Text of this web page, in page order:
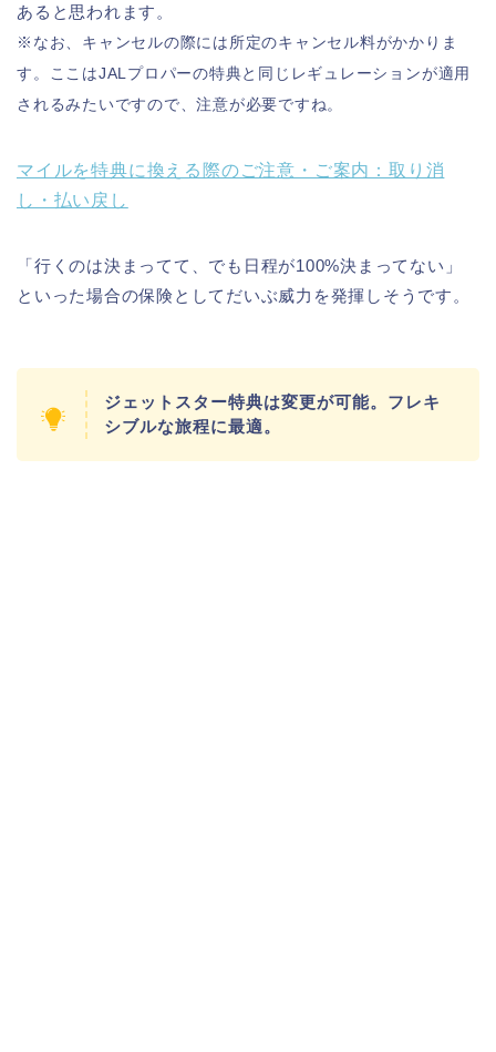
あると思われます。
※なお、キャンセルの際には所定のキャンセル料がかかりま
す。ここはJALプロパーの特典と同じレギュレーションが適用
されるみたいですので、注意が必要ですね。
マイルを特典に換える際のご注意・ご案内：取り消
し・払い戻し
「行くのは決まってて、でも日程が100%決まってない」
といった場合の保険としてだいぶ威力を発揮しそうです。
ジェットスター特典は変更が可能。フレキ
シブルな旅程に最適。